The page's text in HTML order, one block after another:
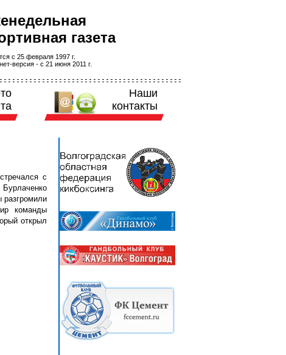
газета
с 25 февраля 1997 г.
версия - с 21 июня 2011 г.
Наши
контакты
с
разгромили
команды
открыл